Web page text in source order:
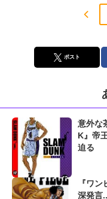
ポスト
意外な
K』帝
迫る
『ワ
深発言